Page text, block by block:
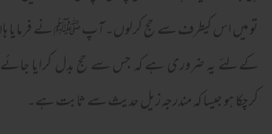
تو میں اس کیطرف سے حج کرلوں۔ آپ ﷺ نے فرمایا
کےلئے یہ ضروری ہے کہ جس سے حج بدل کرایا جائے
کرچکا ہو جیسا کہ مندرجہ زیل حدیث سے ثابت ہے۔